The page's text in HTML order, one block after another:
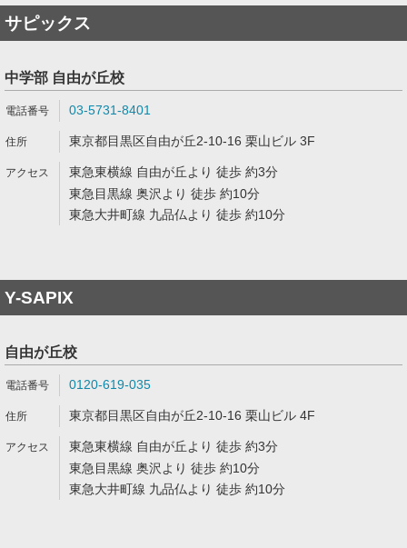
サピックス
中学部 自由が丘校
03-5731-8401
東京都目黒区自由が丘2-10-16 栗山ビル 3F
東急東横線 自由が丘より 徒歩 約3分
東急目黒線 奥沢より 徒歩 約10分
東急大井町線 九品仏より 徒歩 約10分
Y-SAPIX
自由が丘校
0120-619-035
東京都目黒区自由が丘2-10-16 栗山ビル 4F
東急東横線 自由が丘より 徒歩 約3分
東急目黒線 奥沢より 徒歩 約10分
東急大井町線 九品仏より 徒歩 約10分